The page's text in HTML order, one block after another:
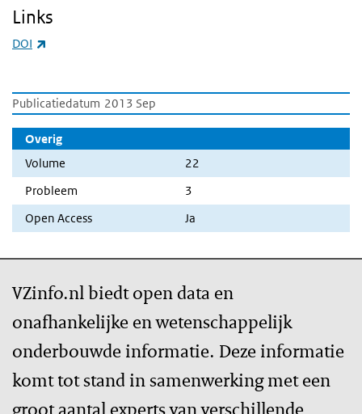
Publicatiedatum 2013 Sep
Overig
Volume
22
Probleem
3
Open Access
Ja
Links
DOI
VZinfo.nl biedt open data en
onafhankelijke en wetenschappelijk
onderbouwde informatie. Deze informatie
komt tot stand in samenwerking met een
groot aantal experts van verschillende